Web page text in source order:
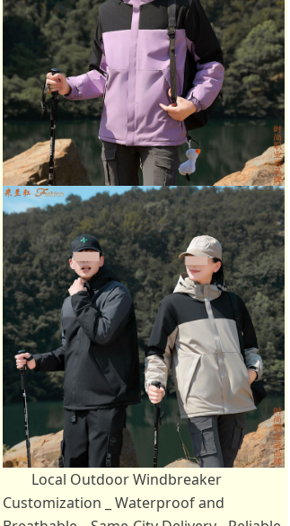
Local Outdoor Windbreaker
Customization _ Waterproof and